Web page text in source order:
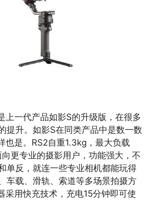
上一代产品如影S的升级版，在很多
提升。如影S在同类产品中是数一数
也是。RS2自重1.3kg，最大负载
更专业的摄影用户，功能强大，不
单反，就连一些专业相机都能玩得
车载、滑轨、索道等多场景拍摄方
采用快充技术，充电15分钟即可使